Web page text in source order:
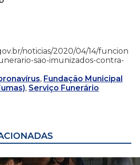
noticias/2020/04/14/funcion
sao-imunizados-contra-
, Fundação Municipal
, Serviço Funerário